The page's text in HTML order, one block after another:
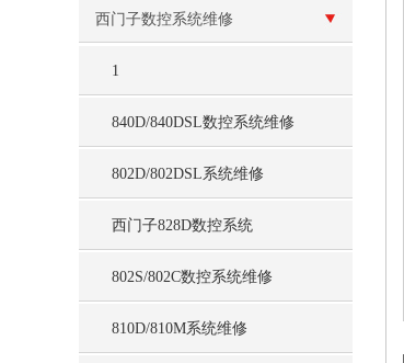
西门子数控系统维修
1
840D/840DSL数控系统维修
802D/802DSL系统维修
西门子828D数控系统
802S/802C数控系统维修
810D/810M系统维修